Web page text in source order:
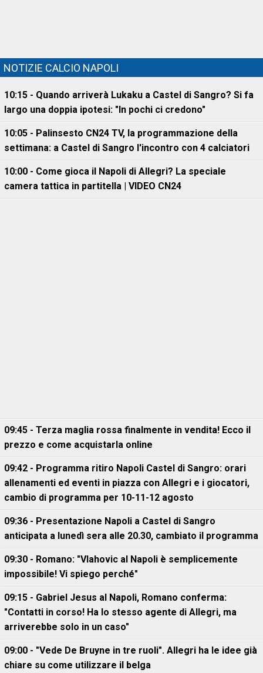
NOTIZIE CALCIO NAPOLI
10:15 - Quando arriverà Lukaku a Castel di Sangro? Si fa
largo una doppia ipotesi: "In pochi ci credono"
10:05 - Palinsesto CN24 TV, la programmazione della
settimana: a Castel di Sangro l'incontro con 4 calciatori
10:00 - Come gioca il Napoli di Allegri? La speciale
camera tattica in partitella | VIDEO CN24
09:45 - Terza maglia rossa finalmente in vendita! Ecco il
prezzo e come acquistarla online
09:42 - Programma ritiro Napoli Castel di Sangro: orari
allenamenti ed eventi in piazza con Allegri e i giocatori,
cambio di programma per 10-11-12 agosto
09:36 - Presentazione Napoli a Castel di Sangro
anticipata a lunedì sera alle 20.30, cambiato il programma
09:30 - Romano: "Vlahovic al Napoli è semplicemente
impossibile! Vi spiego perché"
09:15 - Gabriel Jesus al Napoli, Romano conferma:
"Contatti in corso! Ha lo stesso agente di Allegri, ma
arriverebbe solo in un caso"
09:00 - "Vede De Bruyne in tre ruoli". Allegri ha le idee già
chiare su come utilizzare il belga